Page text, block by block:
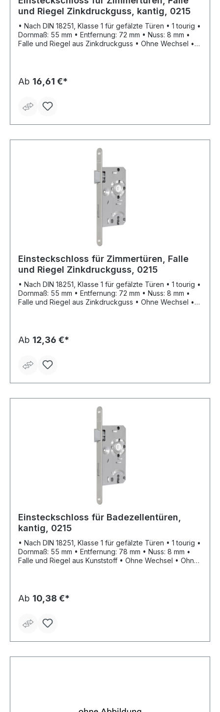
und Riegel Zinkdruckguss, kantig, 0215
• Nach DIN 18251, Klasse 1 für gefälzte Türen • 1 tourig •
Dornmaß: 55 mm • Entfernung: 72 mm • Nuss: 8 mm •
Falle und Riegel aus Zinkdruckguss • Ohne Wechsel •
Ab 16,61 €*
Einsteckschloss für Zimmertüren, Falle
und Riegel Zinkdruckguss, 0215
• Nach DIN 18251, Klasse 1 für gefälzte Türen • 1 tourig •
Dornmaß: 55 mm • Entfernung: 72 mm • Nuss: 8 mm •
Falle und Riegel aus Zinkdruckguss • Ohne Wechsel •
Ab 12,36 €*
Einsteckschloss für Badezellentüren,
kantig, 0215
• Nach DIN 18251, Klasse 1 für gefälzte Türen • 1 tourig •
Dornmaß: 55 mm • Entfernung: 78 mm • Nuss: 8 mm •
Falle und Riegel aus Kunststoff • Ohne Wechsel • Ohne
Ab 10,38 €*